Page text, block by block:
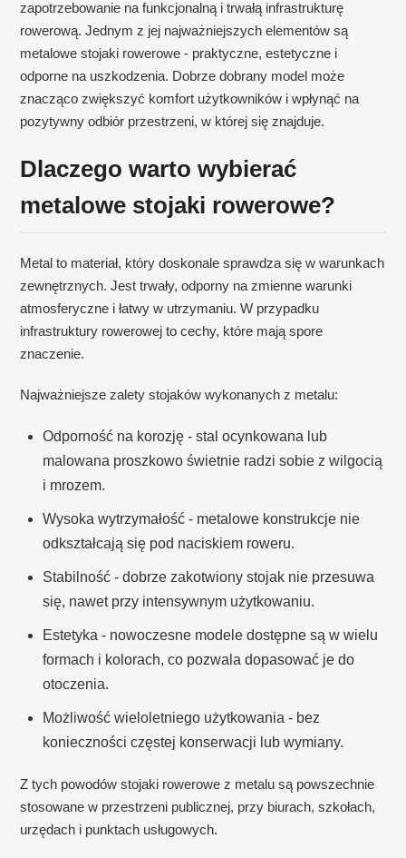
zapotrzebowanie na funkcjonalną i trwałą infrastrukturę
rowerową. Jednym z jej najważniejszych elementów są
metalowe stojaki rowerowe - praktyczne, estetyczne i
odporne na uszkodzenia. Dobrze dobrany model może
znacząco zwiększyć komfort użytkowników i wpłynąć na
pozytywny odbiór przestrzeni, w której się znajduje.
Dlaczego warto wybierać
metalowe stojaki rowerowe?
Metal to materiał, który doskonale sprawdza się w warunkach
zewnętrznych. Jest trwały, odporny na zmienne warunki
atmosferyczne i łatwy w utrzymaniu. W przypadku
infrastruktury rowerowej to cechy, które mają spore
znaczenie.
Najważniejsze zalety stojaków wykonanych z metalu:
Odporność na korozję - stal ocynkowana lub
malowana proszkowo świetnie radzi sobie z wilgocią
i mrozem.
Wysoka wytrzymałość - metalowe konstrukcje nie
odkształcają się pod naciskiem roweru.
Stabilność - dobrze zakotwiony stojak nie przesuwa
się, nawet przy intensywnym użytkowaniu.
Estetyka - nowoczesne modele dostępne są w wielu
formach i kolorach, co pozwala dopasować je do
otoczenia.
Możliwość wieloletniego użytkowania - bez
konieczności częstej konserwacji lub wymiany.
Z tych powodów stojaki rowerowe z metalu są powszechnie
stosowane w przestrzeni publicznej, przy biurach, szkołach,
urzędach i punktach usługowych.